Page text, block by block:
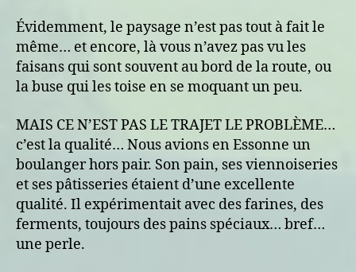
Évidemment, le paysage n’est pas tout à fait le
même… et encore, là vous n’avez pas vu les
faisans qui sont souvent au bord de la route, ou
la buse qui les toise en se moquant un peu.
MAIS CE N’EST PAS LE TRAJET LE PROBLÈME…
c’est la qualité… Nous avions en Essonne un
boulanger hors pair. Son pain, ses viennoiseries
et ses pâtisseries étaient d’une excellente
qualité. Il expérimentait avec des farines, des
ferments, toujours des pains spéciaux… bref…
une perle.